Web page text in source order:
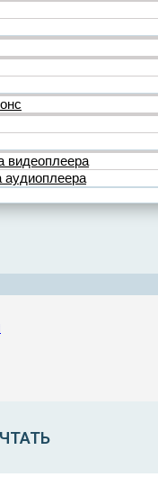
видеоплеера
аудиоплеера